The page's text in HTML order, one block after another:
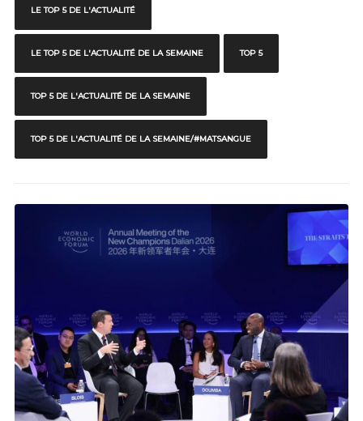
LE TOP 5 DE L'ACTUALITÉ
LE TOP 5 DE L'ACTUALITÉ DE LA SEMAINE TOP 5
TOP 5 DE L'ACTUALITÉ DE LA SEMAINE
TOP 5 DE L'ACTUALITÉ DE LA SEMAINE/#MATSANGUE